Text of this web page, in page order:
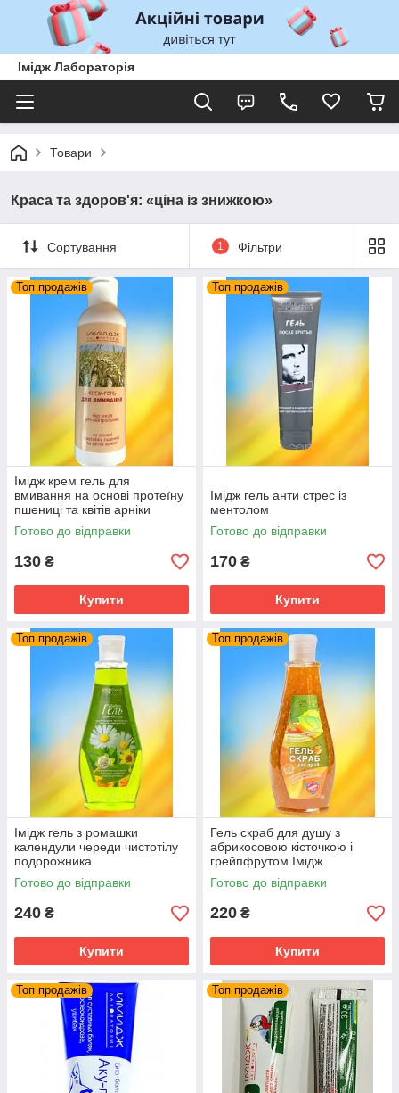
Імідж Лабораторія
Товари
Краса та здоров'я: «ціна із знижкою»
Сортування 1 Фільтри
Топ продажів
Імідж крем гель для
вмивання на основі протеїну
пшениці та квітів арніки
Готово до відправки
130 ₴
Купити
Топ продажів
Імідж гель анти стрес із
ментолом
Готово до відправки
170 ₴
Купити
Топ продажів
Імідж гель з ромашки
календули череди чистотілу
подорожника
Готово до відправки
240 ₴
Купити
Топ продажів
Гель скраб для душу з
абрикосовою кісточкою і
грейпфрутом Імідж
лабораторія
Готово до відправки
220 ₴
Купити
Топ продажів Топ продажів